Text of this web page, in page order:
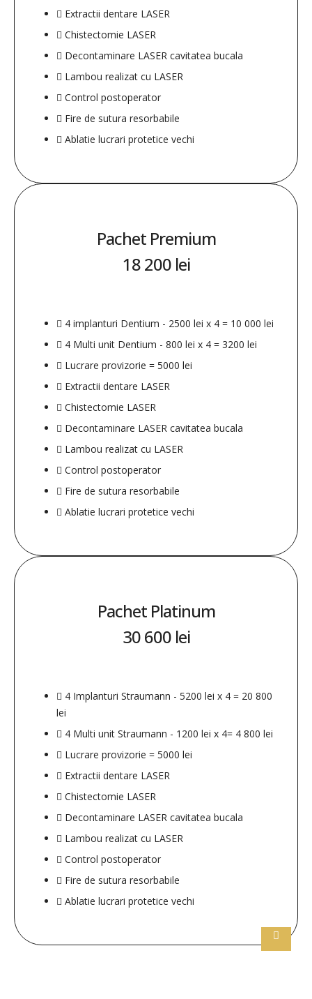
Extractii dentare LASER
Chistectomie LASER
Decontaminare LASER cavitatea bucala
Lambou realizat cu LASER
Control postoperator
Fire de sutura resorbabile
Ablatie lucrari protetice vechi
Pachet Premium
18 200 lei
4 implanturi Dentium - 2500 lei x 4 = 10 000 lei
4 Multi unit Dentium - 800 lei x 4 = 3200 lei
Lucrare provizorie = 5000 lei
Extractii dentare LASER
Chistectomie LASER
Decontaminare LASER cavitatea bucala
Lambou realizat cu LASER
Control postoperator
Fire de sutura resorbabile
Ablatie lucrari protetice vechi
Pachet Platinum
30 600 lei
4 Implanturi Straumann - 5200 lei x 4 = 20 800
lei
4 Multi unit Straumann - 1200 lei x 4= 4 800 lei
Lucrare provizorie = 5000 lei
Extractii dentare LASER
Chistectomie LASER
Decontaminare LASER cavitatea bucala
Lambou realizat cu LASER
Control postoperator
Fire de sutura resorbabile
Ablatie lucrari protetice vechi